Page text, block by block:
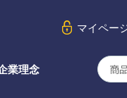
マイペー
業理念